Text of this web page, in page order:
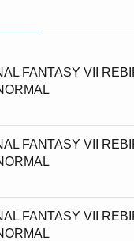
FANTASY VII
FANTASY VII
FANTASY VII